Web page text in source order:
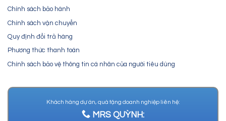
Chính sách bảo hành
Chính sách vận chuyển
Quy định đổi trả hàng
Phương thức thanh toán
Chính sách bảo vệ thông tin cá nhân của người tiêu dùng
Khách hàng dự án, quà tặng doanh nghiệp liên hệ:
MRS QUỲNH: